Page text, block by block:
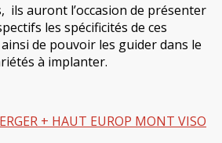
ils auront l’occasion de présenter
les spécificités de ces
de pouvoir les guider dans le
à implanter.